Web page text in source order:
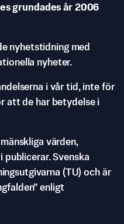
grundades år 2006
nyhetstidning med
nyheter.
i vår tid, inte för
att de har betydelse i
värden,
Svenska
(TU) och är
enligt